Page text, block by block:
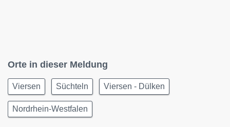
Orte in dieser Meldung
Viersen Süchteln Viersen - Dülken
Nordrhein-Westfalen